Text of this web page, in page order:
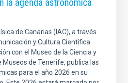
la agenda astronómica
de Canarias (IAC), a través
y Cultura Científica
con el Museo de la Ciencia y
Museos de Tenerife, publica las
para el año 2026 en su